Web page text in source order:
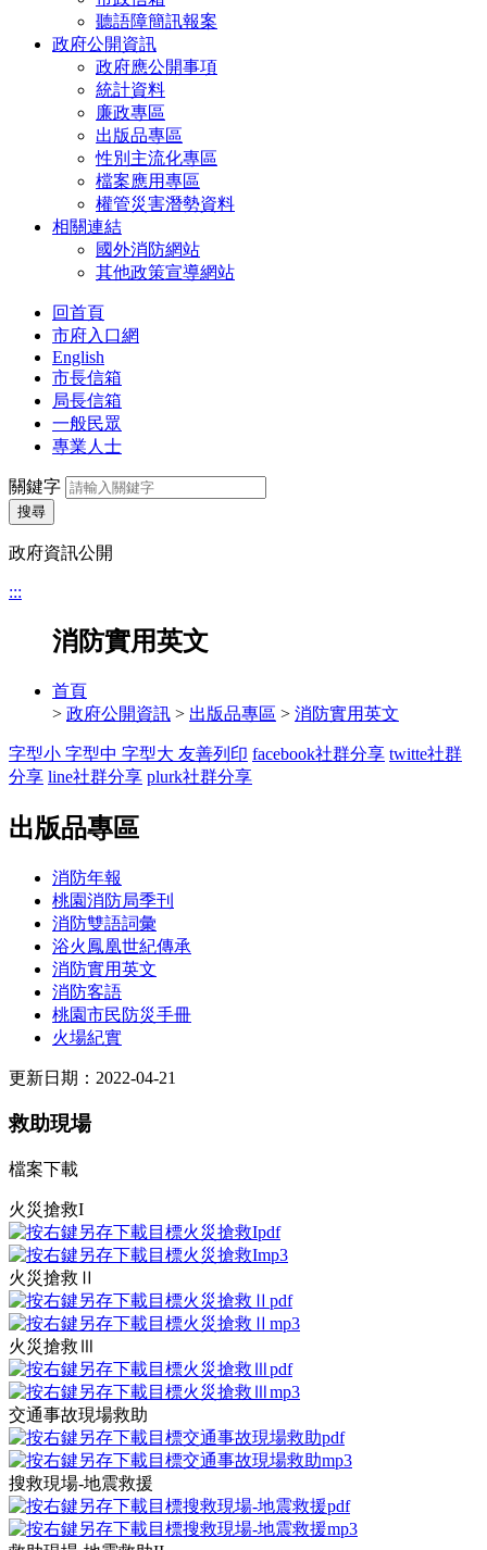
聽語障簡訊報案
政府公開資訊
政府應公開事項
統計資料
廉政專區
出版品專區
性別主流化專區
檔案應用專區
權管災害潛勢資料
相關連結
國外消防網站
其他政策宣導網站
回首頁
市府入口網
English
市長信箱
局長信箱
一般民眾
專業人士
關鍵字
搜尋
政府資訊公開
:::
消防實用英文
首頁
> 政府公開資訊 > 出版品專區 > 消防實用英文
字型小 字型中 字型大 友善列印 facebook社群分享 twitte社群
分享 line社群分享 plurk社群分享
出版品專區
消防年報
桃園消防局季刊
消防雙語詞彙
浴火鳳凰世紀傳承
消防實用英文
消防客語
桃園市民防災手冊
火場紀實
更新日期：2022-04-21
救助現場
檔案下載
火災搶救I
火災搶救Ⅱ
火災搶救Ⅲ
交通事故現場救助
搜救現場-地震救援